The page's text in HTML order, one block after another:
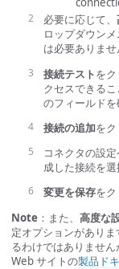
必要に応じて、
ロップダウン
は必要ありませ
接続テストを
クセスできる
のフィールドを
接続の追加をク
コネクタの設
成した接続を選
変更を保存をク
Note ：また、 高度な
定オプションがあり
るわけではありませ
Web サイトの製品ド